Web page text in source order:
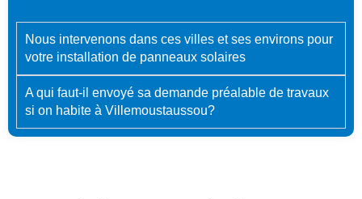
Nous intervenons dans ces villes et ses environs pour
votre installation de panneaux solaires
A qui faut-il envoyé sa demande préalable de travaux
si on habite à Villemoustaussou?